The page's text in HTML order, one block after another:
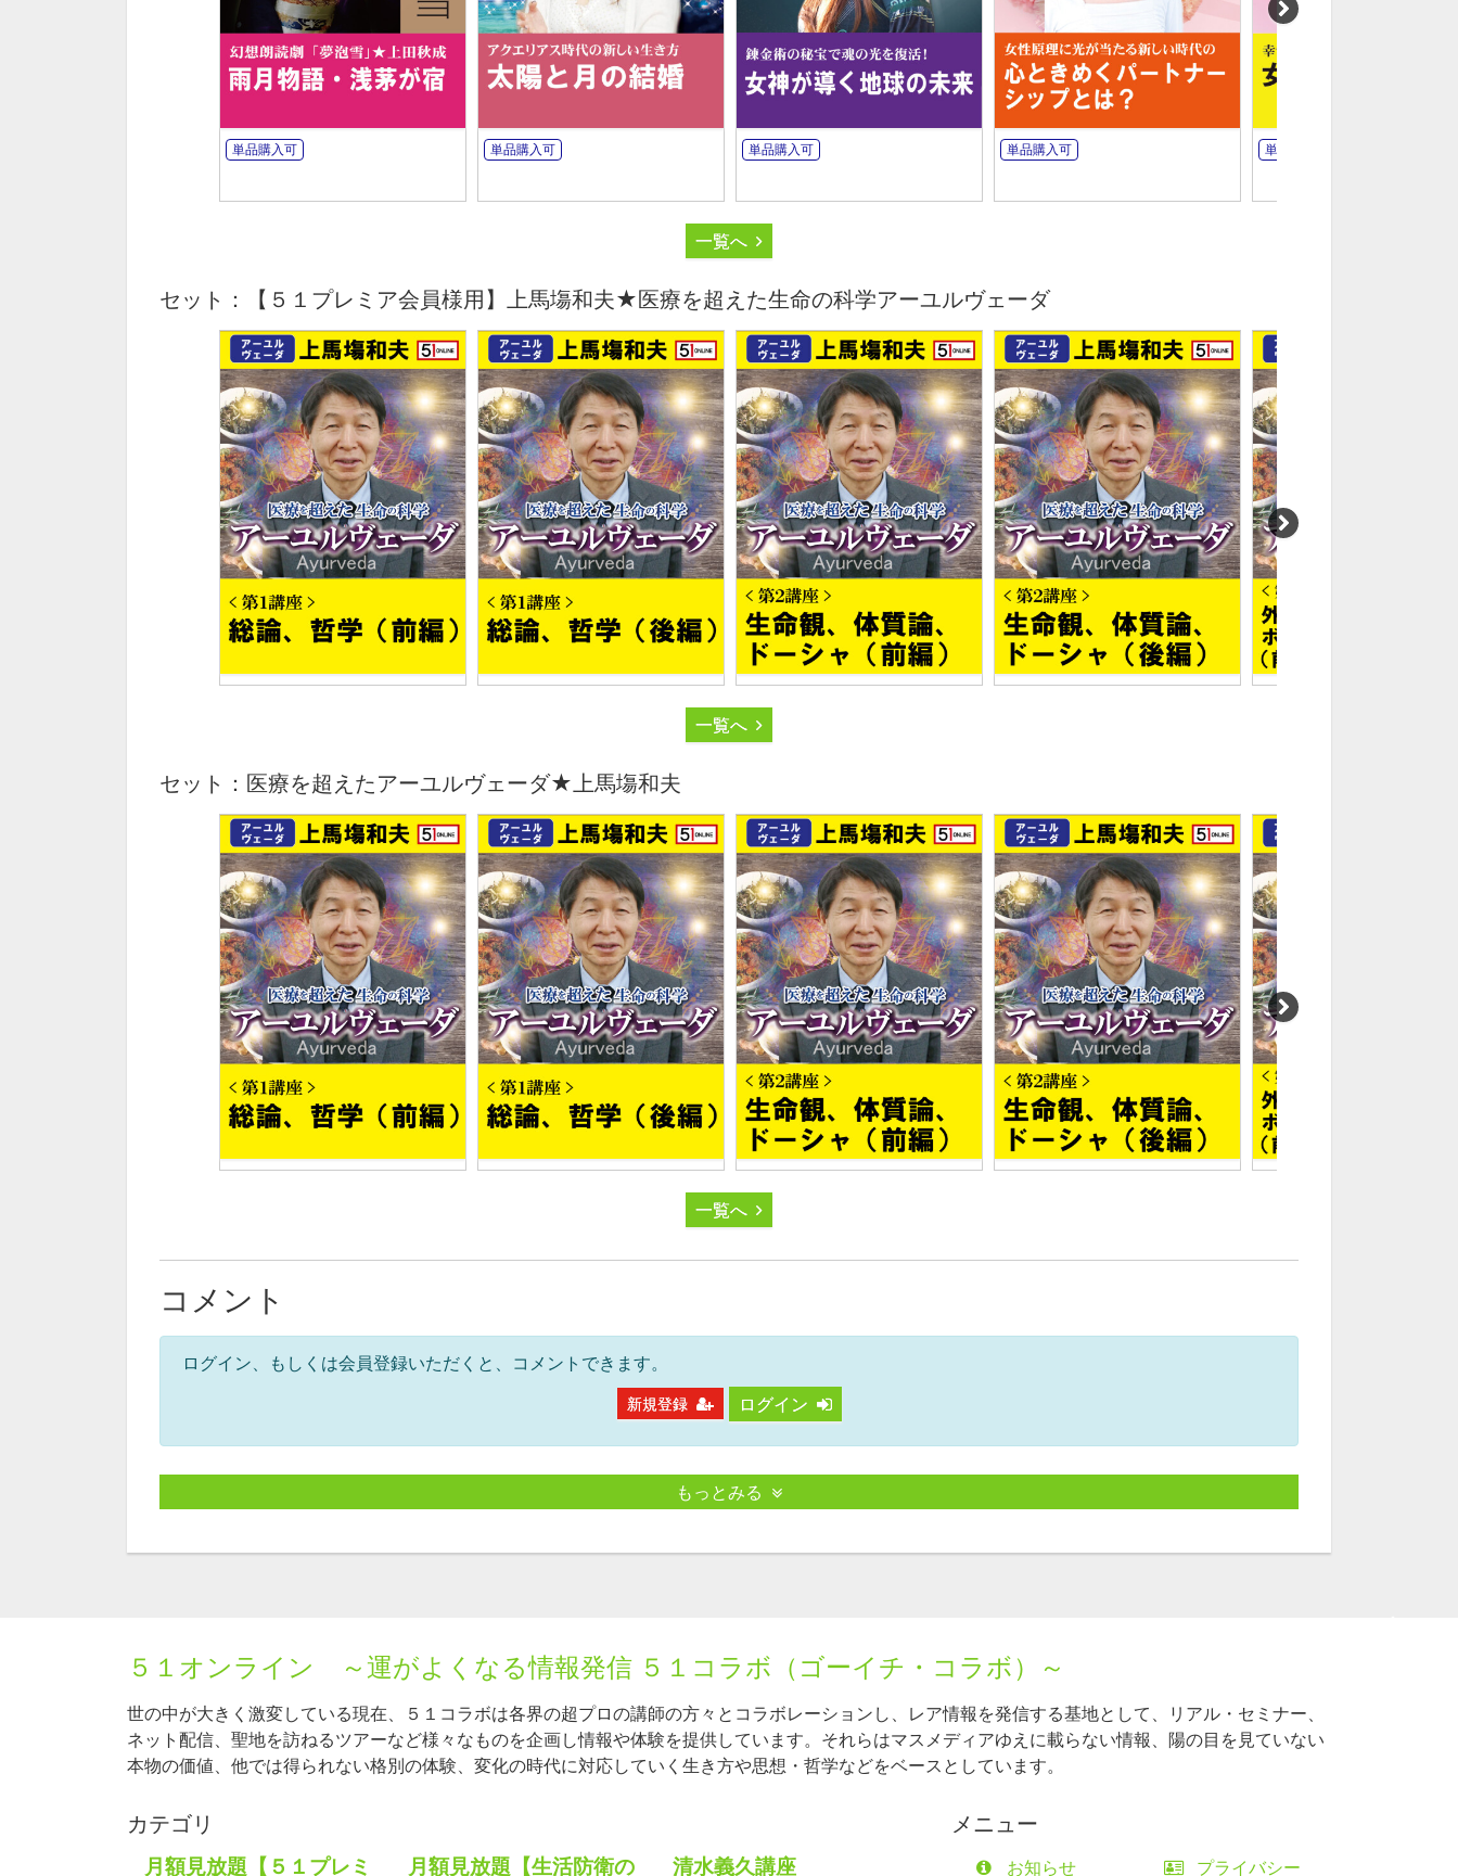
単品購入可 単品購入可 単品購入可 単品購入可 単品購入可
一覧へ
セット：【５１プレミア会員様用】上馬塲和夫★医療を超えた生命の科学アーユルヴェーダ
一覧へ
セット：医療を超えたアーユルヴェーダ★上馬塲和夫
一覧へ
コメント
ログイン、もしくは会員登録いただくと、コメントできます。
新規登録 ログイン
もっとみる
５１オンライン ～運がよくなる情報発信 ５１コラボ（ゴーイチ・コラボ）～
世の中が大きく激変している現在、５１コラボは各界の超プロの講師の方々とコラボレーションし、レア情報を発信する基地として、リアル・セミナー、
ネット配信、聖地を訪ねるツアーなど様々なものを企画し情報や体験を提供しています。それらはマスメディアゆえに載らない情報、陽の目を見ていない
本物の価値、他では得られない格別の体験、変化の時代に対応していく生き方や思想・哲学などをベースとしています。
カテゴリ
月額見放題【５１プレミ
月額見放題【生活防衛の 清水義久講座
メニュー
お知らせ プライバシー